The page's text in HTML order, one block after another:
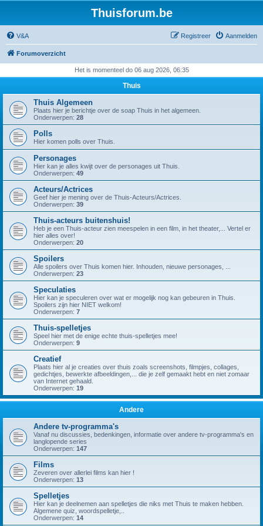
Thuisforum.be
V&A Aanmelden
Registreer
Forumoverzicht
Het is momenteel do 06 aug 2026, 06:35
Thuis
Thuis Algemeen
Plaats hier je berichtje over de soap Thuis in het algemeen.
Onderwerpen: 28
Polls
Hier komen polls over Thuis.
Personages
Hier kan je alles kwijt over de personages uit Thuis.
Onderwerpen: 49
Acteurs/Actrices
Geef hier je mening over de Thuis-Acteurs/Actrices.
Onderwerpen: 39
Thuis-acteurs buitenshuis!
Heb je een Thuis-acteur zien meespelen in een film, in het theater,... Vertel er
hier alles over!
Onderwerpen: 20
Spoilers
Alle spoilers over Thuis komen hier. Inhouden, nieuwe personages, ...
Onderwerpen: 23
Speculaties
Hier kan je speculeren over wat er mogelijk nog kan gebeuren in Thuis.
Spoilers zijn hier NIET welkom!
Onderwerpen: 7
Thuis-spelletjes
Speel hier met de enige echte thuis-spelletjes mee!
Onderwerpen: 9
Creatief
Plaats hier al je creaties over thuis zoals screenshots, filmpjes, collages,
gedichtjes, bewerkte afbeeldingen,... die je zelf gemaakt hebt en niet zomaar
van Internet gehaald.
Onderwerpen: 19
Andere
Andere tv-programma's
Vanaf nu discussies, bedenkingen, informatie over andere tv-programma's en
langlopende series
Onderwerpen: 147
Films
Zeveren over allerlei films kan hier !
Onderwerpen: 13
Spelletjes
Hier kan je deelnemen aan spelletjes die niks met Thuis te maken hebben.
Algemene quiz, woordspelletje,..
Onderwerpen: 14